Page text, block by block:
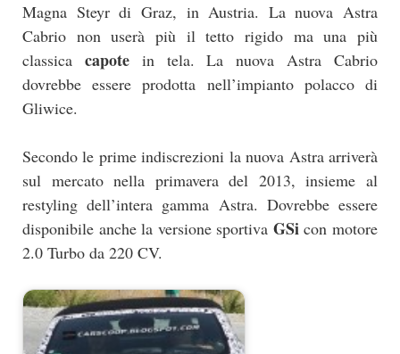
Magna Steyr di Graz, in Austria. La nuova Astra
Cabrio non userà più il tetto rigido ma una più
classica capotein tela. La nuova Astra Cabrio
dovrebbe essere prodotta nell’impianto polacco di
Gliwice.
Secondo le prime indiscrezioni la nuova Astra arriverà
sul mercato nella primavera del 2013, insieme al
restyling dell’intera gamma Astra. Dovrebbe essere
disponibile anche la versione sportiva GSicon motore
2.0 Turbo da 220 CV.